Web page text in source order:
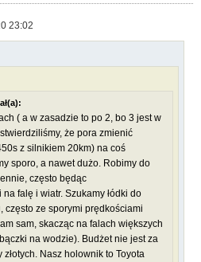
23:02
( a w zasadzie to po 2, bo 3 jest w
że pora zmienić
z silnikiem 20km) na coś
sporo, a nawet dużo. Robimy do
często będąc
falę i wiatr. Szukamy łódki do
często ze sporymi prędkościami
sam, skacząc na falach większych
na wodzie). Budżet nie jest za
Nasz holownik to Toyota